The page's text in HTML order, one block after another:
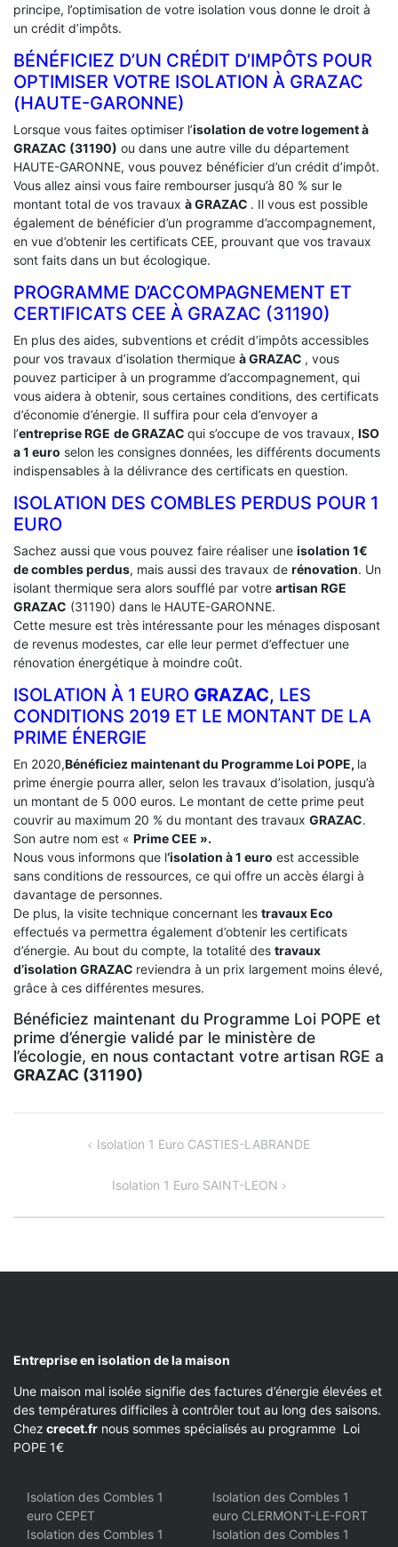
principe, l’optimisation de votre isolation vous donne le droit à
un crédit d’impôts.
BÉNÉFICIEZ D’UN CRÉDIT D’IMPÔTS POUR
OPTIMISER VOTRE ISOLATION À ‎GRAZAC
(HAUTE-GARONNE)
Lorsque vous faites optimiser l’isolation de votre logement à
GRAZAC (31190) ou dans une autre ville du département
HAUTE-GARONNE, vous pouvez bénéficier d’un crédit d’impôt.
Vous allez ainsi vous faire rembourser jusqu’à 80 % sur le
montant total de vos travaux à GRAZAC . Il vous est possible
également de bénéficier d’un programme d’accompagnement,
en vue d’obtenir les certificats CEE, prouvant que vos travaux
sont faits dans un but écologique.
PROGRAMME D’ACCOMPAGNEMENT ET
CERTIFICATS CEE À ‎GRAZAC (31190)
En plus des aides, subventions et crédit d’impôts accessibles
pour vos travaux d’isolation thermique à GRAZAC , vous
pouvez participer à un programme d’accompagnement, qui
vous aidera à obtenir, sous certaines conditions, des certificats
d’économie d’énergie. Il suffira pour cela d’envoyer a
l’entreprise RGE de GRAZAC qui s’occupe de vos travaux, ISO
a 1 euro selon les consignes données, les différents documents
indispensables à la délivrance des certificats en question.
ISOLATION DES COMBLES PERDUS POUR 1
EURO
Sachez aussi que vous pouvez faire réaliser une isolation 1€
de combles perdus, mais aussi des travaux de rénovation. Un
isolant thermique sera alors soufflé par votre artisan RGE
GRAZAC (31190) dans le HAUTE-GARONNE.
Cette mesure est très intéressante pour les ménages disposant
de revenus modestes, car elle leur permet d’effectuer une
rénovation énergétique à moindre coût.
ISOLATION À 1 EURO GRAZAC, LES
CONDITIONS 2019 ET LE MONTANT DE LA
PRIME ÉNERGIE
En 2020,Bénéficiez maintenant du Programme Loi POPE, la
prime énergie pourra aller, selon les travaux d’isolation, jusqu’à
un montant de 5 000 euros. Le montant de cette prime peut
couvrir au maximum 20 % du montant des travaux GRAZAC.
Son autre nom est « Prime CEE ».
Nous vous informons que l‘isolation à 1 euro est accessible
sans conditions de ressources, ce qui offre un accès élargi à
davantage de personnes.
De plus, la visite technique concernant les travaux Eco
effectués va permettra également d’obtenir les certificats
d’énergie. Au bout du compte, la totalité des travaux
d’isolation GRAZAC reviendra à un prix largement moins élevé,
grâce à ces différentes mesures.
Bénéficiez maintenant du Programme Loi POPE et
prime d’énergie validé par le ministère de
l’écologie, en nous contactant votre artisan RGE a
GRAZAC (31190)
NAVIGATIONIsolation 1 Euro CASTIES-LABRANDE
Isolation 1 Euro SAINT-LEON
Entreprise en isolation de la maison
Une maison mal isolée signifie des factures d’énergie élevées et
des températures difficiles à contrôler tout au long des saisons.
Chez crecet.fr nous sommes spécialisés au programme Loi
POPE 1€
Isolation des Combles 1
euro CEPET
Isolation des Combles 1
euro CLERMONT-LE-FORT
Isolation des Combles 1
Isolation des Combles 1